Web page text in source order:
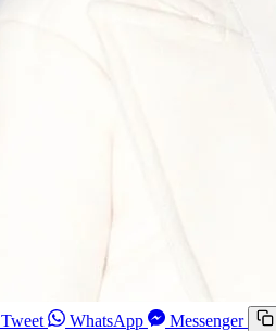
Tweet WhatsApp Messenger